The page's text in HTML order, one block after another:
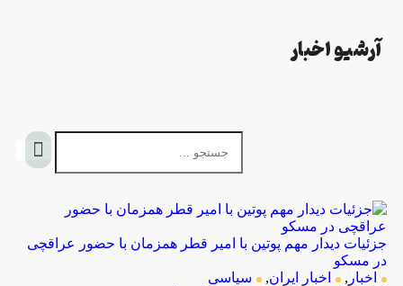
آرشیو اخبار
جزئیات دیدار مهم پوتین با امیر قطر همزمان با حضور عراقچی
در مسکو
اخبار , اخبار ایران, سیاسی